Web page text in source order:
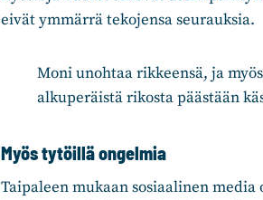
eivät ymmärrä tekojensa seurauksia.
Moni unohtaa rikkeensä, ja
alkuperäistä rikosta päästään
Myös tytöillä ongelmia
Taipaleen mukaan sosiaalinen